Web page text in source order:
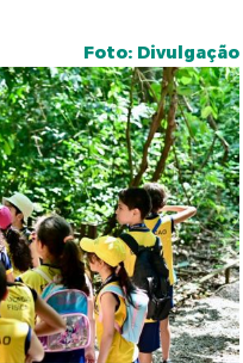
Foto: Divulgação